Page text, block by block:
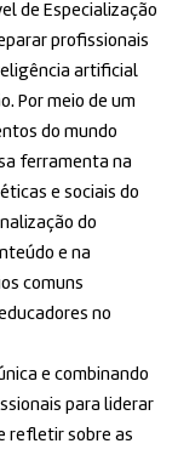
de Especialização
profissionais
artificial
Por meio de um
do mundo
ferramenta na
e sociais do
do
e na
comuns
no
e combinando
para liderar
refletir sobre as